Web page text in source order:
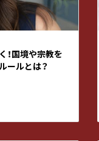
！国境や宗教を
ールとは？